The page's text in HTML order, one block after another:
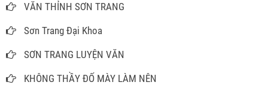
VĂN THỈNH SƠN TRANG
Sơn Trang Đại Khoa
SƠN TRANG LUYỆN VĂN
KHÔNG THẦY ĐỐ MÀY LÀM NÊN